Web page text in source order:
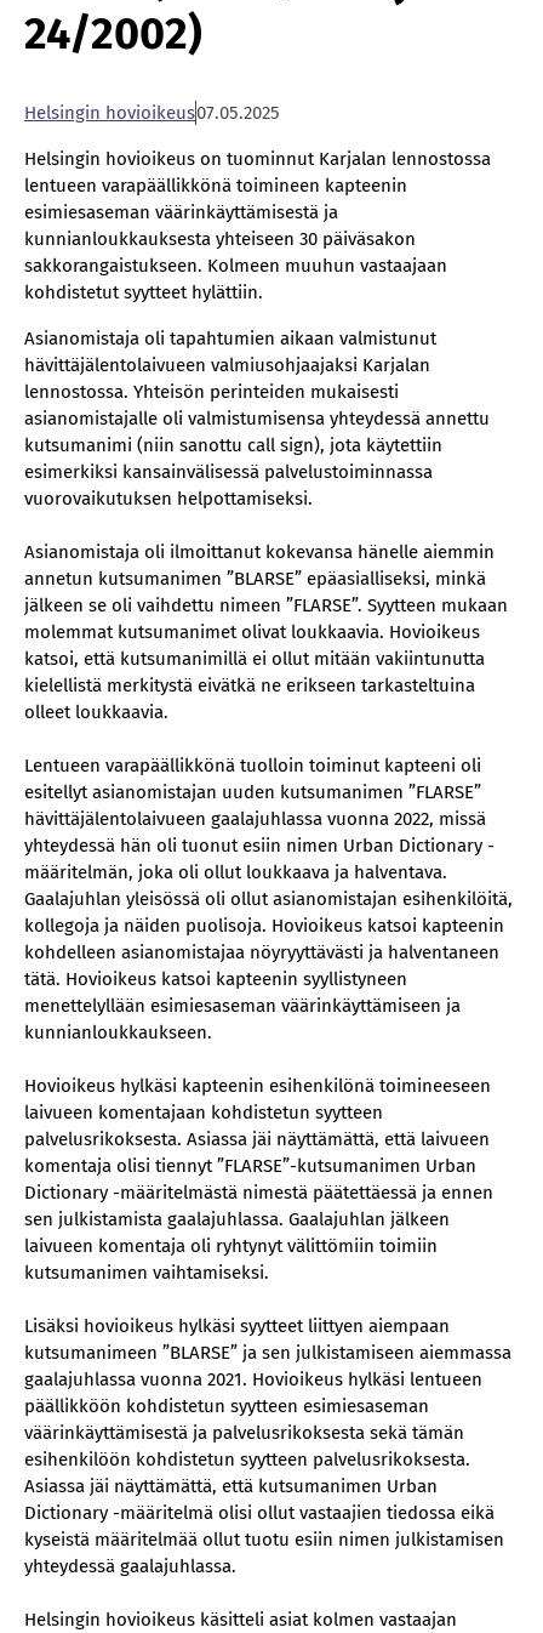
24/2002)
Helsingin hovioikeus07.05.2025
Helsingin hovioikeus on tuominnut Karjalan lennostossa
lentueen varapäällikkönä toimineen kapteenin
esimiesaseman väärinkäyttämisestä ja
kunnianloukkauksesta yhteiseen 30 päiväsakon
sakkorangaistukseen. Kolmeen muuhun vastaajaan
kohdistetut syytteet hylättiin.
Asianomistaja oli tapahtumien aikaan valmistunut
hävittäjälentolaivueen valmiusohjaajaksi Karjalan
lennostossa. Yhteisön perinteiden mukaisesti
asianomistajalle oli valmistumisensa yhteydessä annettu
kutsumanimi (niin sanottu call sign), jota käytettiin
esimerkiksi kansainvälisessä palvelustoiminnassa
vuorovaikutuksen helpottamiseksi.
Asianomistaja oli ilmoittanut kokevansa hänelle aiemmin
annetun kutsumanimen ”BLARSE” epäasialliseksi, minkä
jälkeen se oli vaihdettu nimeen ”FLARSE”. Syytteen mukaan
molemmat kutsumanimet olivat loukkaavia. Hovioikeus
katsoi, että kutsumanimillä ei ollut mitään vakiintunutta
kielellistä merkitystä eivätkä ne erikseen tarkasteltuina
olleet loukkaavia.
Lentueen varapäällikkönä tuolloin toiminut kapteeni oli
esitellyt asianomistajan uuden kutsumanimen ”FLARSE”
hävittäjälentolaivueen gaalajuhlassa vuonna 2022, missä
yhteydessä hän oli tuonut esiin nimen Urban Dictionary -
määritelmän, joka oli ollut loukkaava ja halventava.
Gaalajuhlan yleisössä oli ollut asianomistajan esihenkilöitä,
kollegoja ja näiden puolisoja. Hovioikeus katsoi kapteenin
kohdelleen asianomistajaa nöyryyttävästi ja halventaneen
tätä. Hovioikeus katsoi kapteenin syyllistyneen
menettelyllään esimiesaseman väärinkäyttämiseen ja
kunnianloukkaukseen.
Hovioikeus hylkäsi kapteenin esihenkilönä toimineeseen
laivueen komentajaan kohdistetun syytteen
palvelusrikoksesta. Asiassa jäi näyttämättä, että laivueen
komentaja olisi tiennyt ”FLARSE”-kutsumanimen Urban
Dictionary -määritelmästä nimestä päätettäessä ja ennen
sen julkistamista gaalajuhlassa. Gaalajuhlan jälkeen
laivueen komentaja oli ryhtynyt välittömiin toimiin
kutsumanimen vaihtamiseksi.
Lisäksi hovioikeus hylkäsi syytteet liittyen aiempaan
kutsumanimeen ”BLARSE” ja sen julkistamiseen aiemmassa
gaalajuhlassa vuonna 2021. Hovioikeus hylkäsi lentueen
päällikköön kohdistetun syytteen esimiesaseman
väärinkäyttämisestä ja palvelusrikoksesta sekä tämän
esihenkilöön kohdistetun syytteen palvelusrikoksesta.
Asiassa jäi näyttämättä, että kutsumanimen Urban
Dictionary -määritelmä olisi ollut vastaajien tiedossa eikä
kyseistä määritelmää ollut tuotu esiin nimen julkistamisen
yhteydessä gaalajuhlassa.
Helsingin hovioikeus käsitteli asiat kolmen vastaajan